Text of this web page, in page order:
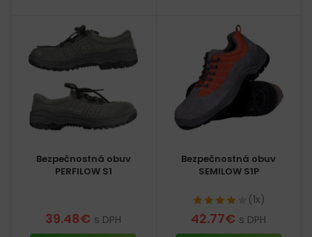
Bezpečnostná obuv
PERFILOW S1
39.48€ s DPH
Bezpečnostná obuv
SEMILOW S1P
(1x)
42.77€ s DPH